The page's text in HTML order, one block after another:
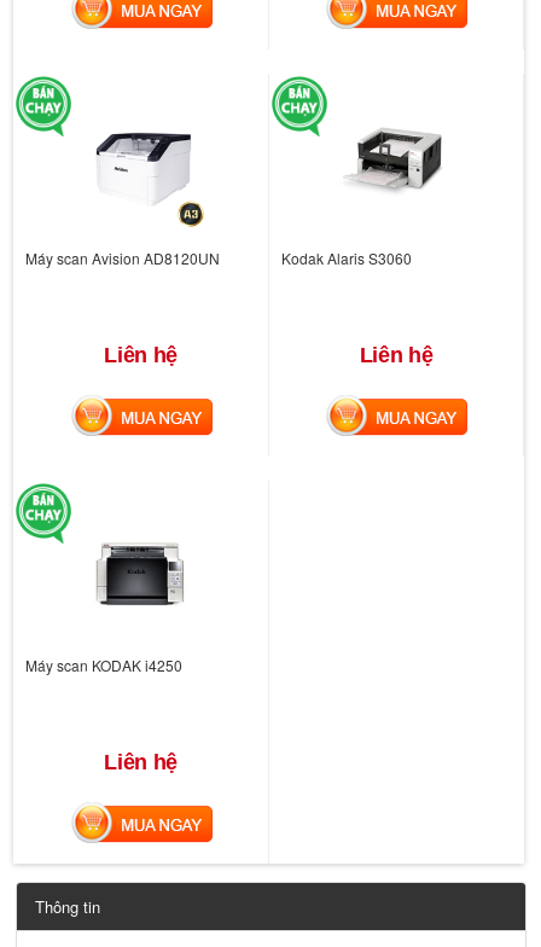
MUA NGAY MUA NGAY
Máy scan Avision AD8120UN
Liên hệ
MUA NGAY
Kodak Alaris S3060
Liên hệ
MUA NGAY
Máy scan KODAK i4250
Liên hệ
MUA NGAY
Thông tin